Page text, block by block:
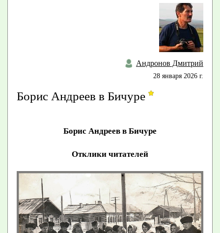
Андронов Дмитрий
28 января 2026 г.
Борис Андреев в Бичуре
Борис Андреев в Бичуре
Отклики читателей